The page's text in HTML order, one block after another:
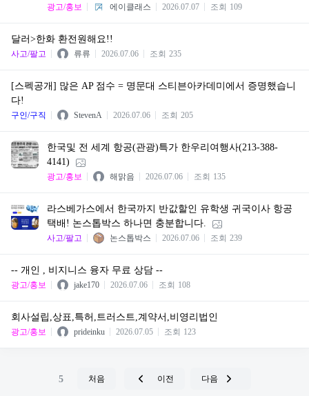
광고/홍보 에이클래스 2026.07.07 조회 109
달러>한화 환전원해요!!
사고/팔고 류류 2026.07.06 조회 235
[스펙공개] 많은 AP 점수 = 명문대 스티븐아카데미에서 증명했습니
다!
구인/구직 StevenA 2026.07.06 조회 205
한국및 전 세계 항공(관광)특가 한우리여행사(213-388-
4141)
광고/홍보 해맑음 2026.07.06 조회 135
라스베가스에서 한국까지 반값할인 유학생 귀국이사 항공
택배! 논스톱박스 하나면 충분합니다.
사고/팔고 논스톱박스 2026.07.06 조회 239
-- 개인 , 비지니스 융자 무료 상담 --
광고/홍보 jake170 2026.07.06 조회 108
회사설립,상표,특허,트러스트,계약서,비영리법인
광고/홍보 prideinku 2026.07.05 조회 123
5 처음 이전 다음